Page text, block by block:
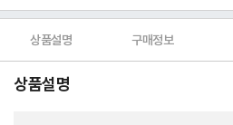
상품설명 구매정보
상품설명